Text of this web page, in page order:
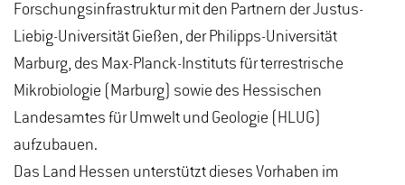
Forschungsinfrastruktur mit den Partnern der Justus-
Liebig-Universität Gießen, der Philipps-Universität
Marburg, des Max-Planck-Instituts für terrestrische
Mikrobiologie (Marburg) sowie des Hessischen
Landesamtes für Umwelt und Geologie (HLUG)
aufzubauen.
Das Land Hessen unterstützt dieses Vorhaben im